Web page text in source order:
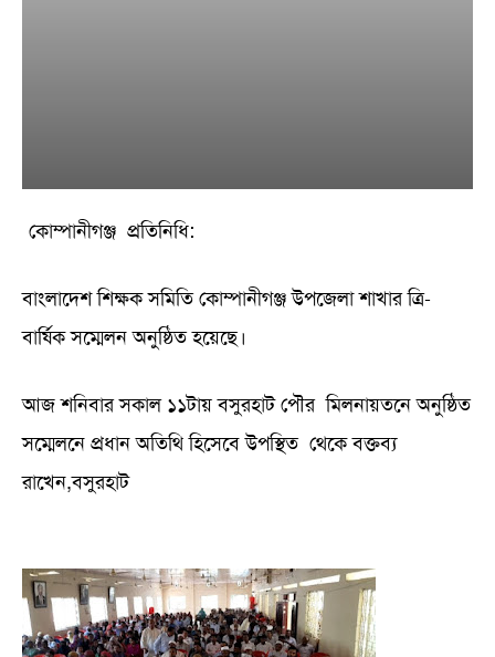
কোম্পানীগঞ্জ প্রতিনিধি:
বাংলাদেশ শিক্ষক সমিতি কোম্পানীগঞ্জ উপজেলা শাখার ত্রি-
বার্ষিক সম্মেলন অনুষ্ঠিত হয়েছে।
আজ শনিবার সকাল ১১টায় বসুরহাট পৌর মিলনায়তনে অনুষ্ঠিত
সম্মেলনে প্রধান অতিথি হিসেবে উপস্থিত থেকে বক্তব্য
রাখেন,বসুরহাট